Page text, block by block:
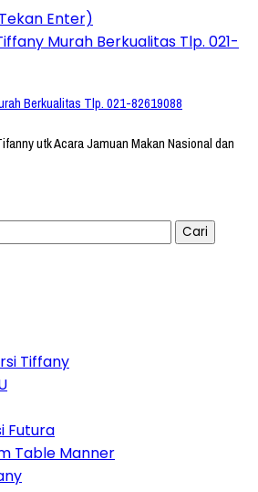
Enter)
Berkualitas Tlp. 021-82619088
utk Acara Jamuan Makan Nasional dan
Tiffany
Futura
Table Manner